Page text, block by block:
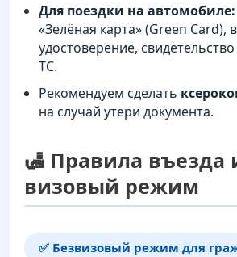
Для поездки на автомобиле:
«Зелёная карта» (Green Card),
удостоверение,
ТС.
Рекомендуем сделать
на случай утери документа.
🛃 Правила въезда
визовый режим
✅ Безвизовый режим для